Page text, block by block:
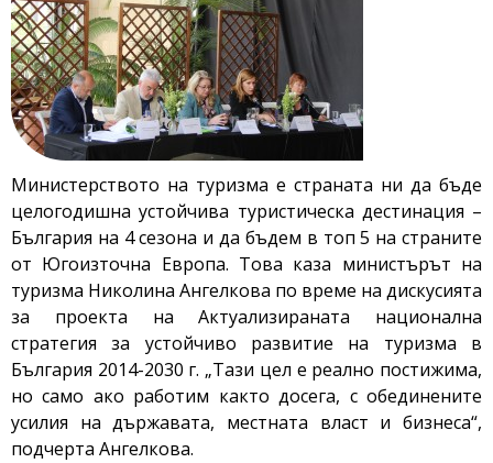
Министерството на туризма е страната ни да бъде
целогодишна устойчива туристическа дестинация –
България на 4 сезона и да бъдем в топ 5 на страните
от Югоизточна Европа. Това каза министърът на
туризма Николина Ангелкова по време на дискусията
за проекта на Актуализираната национална
стратегия за устойчиво развитие на туризма в
България 2014-2030 г. „Тази цел е реално постижима,
но само ако работим както досега, с обединените
усилия на държавата, местната власт и бизнеса“,
подчерта Ангелкова.